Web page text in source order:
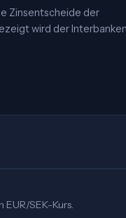
Zinsentscheide der
wird der
SEK-Kurs.